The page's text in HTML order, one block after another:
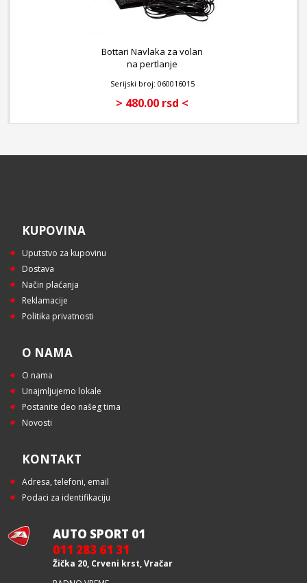
Bottari Navlaka za volan
na pertlanje
Serijski broj: 060016015
> 480.00 rsd <
KUPOVINA
Uputstvo za kupovinu
Dostava
Način plaćanja
Reklamacije
Politika privatnosti
O NAMA
O nama
Unajmljujemo lokale
Postanite deo našeg tima
Novosti
KONTAKT
Adresa, telefoni, email
Podaci za identifikaciju
AUTO SPORT 01
011 283 61 31
Žička 20, Crveni krst, Vračar